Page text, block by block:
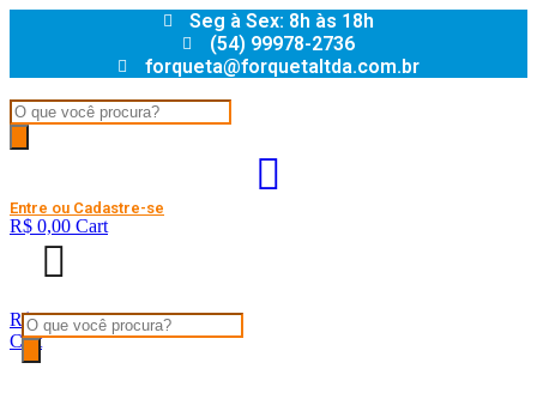
Seg à Sex: 8h às 18h
(54) 99978-2736
forqueta@forquetaltda.com.br
Products
search
Entre ou Cadastre-se
R$ 0,00 Cart
R$0,00
Cart
Products
search